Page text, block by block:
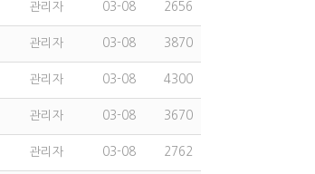
관리자 03-08 2656
관리자 03-08 3870
관리자 03-08 4300
관리자 03-08 3670
관리자 03-08 2762